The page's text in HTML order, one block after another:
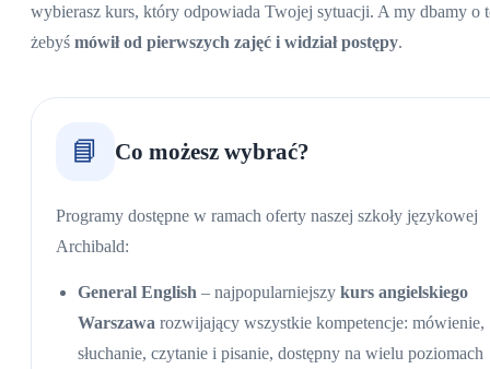
wybierasz kurs, który odpowiada Twojej sytuacji. A my dbamy o
żebyś mówił od pierwszych zajęć i widział postępy.
📘 Co możesz wybrać?
Programy dostępne w ramach oferty naszej szkoły językowej
Archibald:
General English – najpopularniejszykurs angielskiego
Warszawa rozwijający wszystkie kompetencje: mówienie,
słuchanie, czytanie i pisanie, dostępny na wielu poziomach